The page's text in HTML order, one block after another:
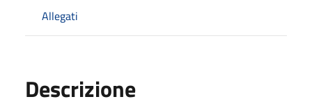
Allegati
Descrizione